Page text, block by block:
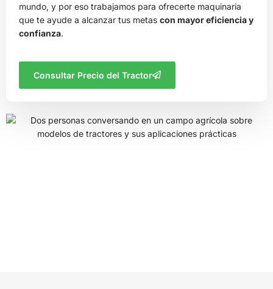
mundo, y por eso trabajamos para ofrecerte maquinaria
que te ayude a alcanzar tus metas con mayor eficiencia y
confianza.
Consultar Precio del Tractor